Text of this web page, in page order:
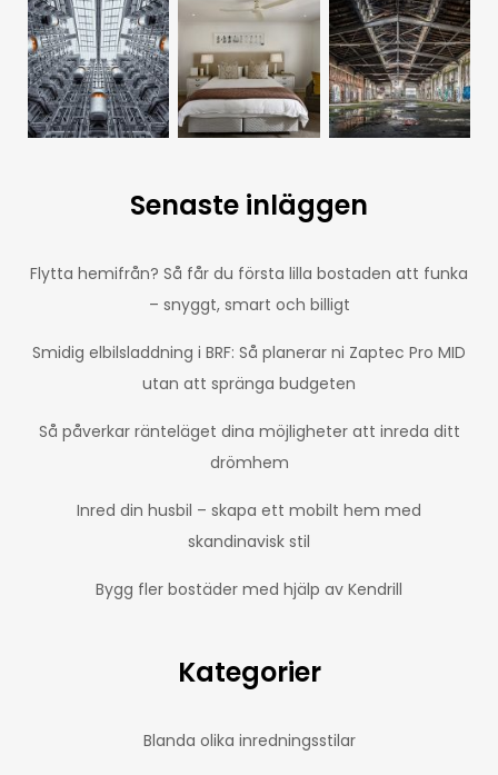
Senaste inläggen
Flytta hemifrån? Så får du första lilla bostaden att funka
– snyggt, smart och billigt
Smidig elbilsladdning i BRF: Så planerar ni Zaptec Pro MID
utan att spränga budgeten
Så påverkar ränteläget dina möjligheter att inreda ditt
drömhem
Inred din husbil – skapa ett mobilt hem med
skandinavisk stil
Bygg fler bostäder med hjälp av Kendrill
Kategorier
Blanda olika inredningsstilar